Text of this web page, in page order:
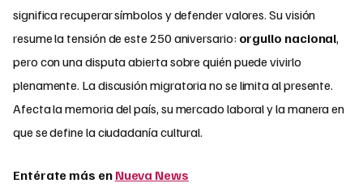
significa recuperar símbolos y defender valores. Su visión
resume la tensión de este 250 aniversario: orgullo nacional,
pero con una disputa abierta sobre quién puede vivirlo
plenamente. La discusión migratoria no se limita al presente.
Afecta la memoria del país, su mercado laboral y la manera en
que se define la ciudadanía cultural.
Entérate más en Nueva News